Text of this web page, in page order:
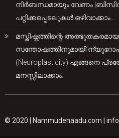
നിർബന്ധമായും വേണം
പറ്റിക്കപ്പെടലുകൾ ഒഴിവാക്കാം..
മസ്തിഷ്കത്തിന്റെ അത്ഭുതകരമായ
(Neuroplasticity):എങ്ങനെ
മനസ്സിലാക്കാം.
© 2020 | Nammudenaadu.com |